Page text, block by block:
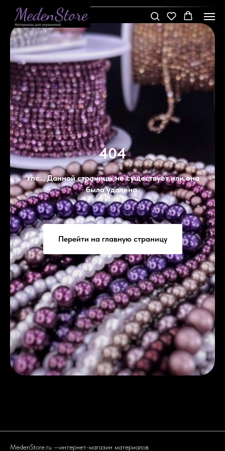
404
Упс... Данной страницы не существует или она
была удалена.
Перейти на главную страницу
MedenStore.ru —интернет-магазин материалов